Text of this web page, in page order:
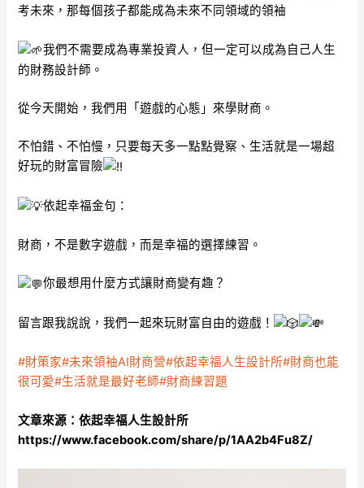
考未來，那每個孩子都能成為未來不同領域的領袖
我們不需要成為專業投資人，但一定可以成為自己人生
的財務設計師。
從今天開始，我們用「遊戲的心態」來學財商。
不怕錯、不怕慢，只要每天多一點點覺察、生活就是一場超
好玩的財富冒險
依起幸福金句：
財商，不是數字遊戲，而是幸福的選擇練習。
你最想用什麼方式讓財商變有趣？
留言跟我說說，我們一起來玩財富自由的遊戲！
#財策家#未來領袖AI財商營#依起幸福人生設計所#財商也能
很可愛#生活就是最好老師#財商練習題
文章來源：依起幸福人生設計所
https://www.facebook.com/share/p/1AA2b4Fu8Z/